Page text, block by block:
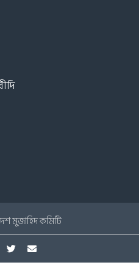
মুজাহিদ কমিটি